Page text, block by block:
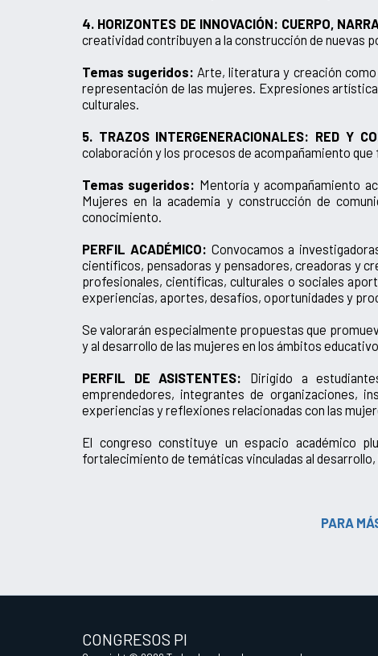
4. HORIZONTES DE INNOVACIÓN: CUERPO,
creatividad contribuyen a la construcción de nuevas
Temas sugeridos: Arte, literatura y creación
representación de las mujeres. Expresiones
culturales.
5. TRAZOS INTERGENERACIONALES: RED Y
colaboración y los procesos de acompañamiento
Temas sugeridos: Mentoría y acompañamiento
Mujeres en la academia y construcción de
conocimiento.
PERFIL ACADÉMICO: Convocamos a
científicos, pensadoras y pensadores, creadoras y
profesionales, científicas, culturales o sociales
experiencias, aportes, desafíos, oportunidades y
Se valorarán especialmente propuestas que
y al desarrollo de las mujeres en los ámbitos
PERFIL DE ASISTENTES: Dirigido a
emprendedores, integrantes de organizaciones,
experiencias y reflexiones relacionadas con las
El congreso constituye un espacio académico
fortalecimiento de temáticas vinculadas al
PARA
CONGRESOS PI